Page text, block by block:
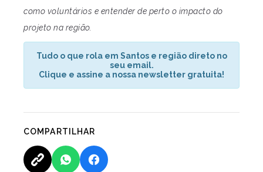
como voluntários e entender de perto o impacto do
projeto na região.
Tudo o que rola em Santos e região direto no
seu email.
Clique e assine a nossa newsletter gratuita!
COMPARTILHAR